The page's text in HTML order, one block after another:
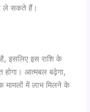
ले सकते हैं।
इसलिए इस राशि के
आत्मबल बढ़ेगा,
मामलों में लाभ मिलने के